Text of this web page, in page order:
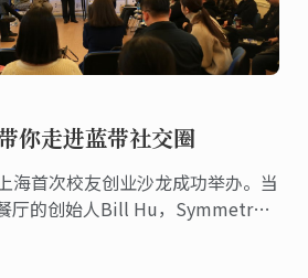
你走进蓝带社交圈
海首次校友创业沙龙成功举办。当
厅的创始人Bill Hu，Symmetry
经理Zach ...